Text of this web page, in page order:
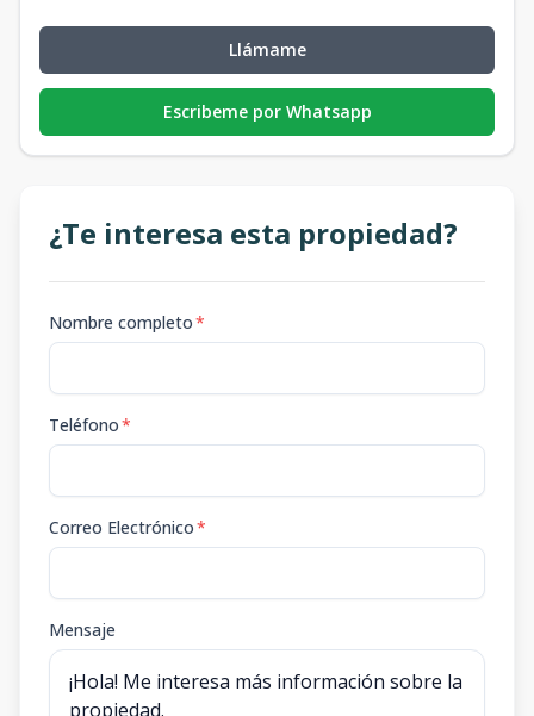
Llámame
Escribeme por Whatsapp
¿Te interesa esta propiedad?
Nombre completo*
Teléfono*
Correo Electrónico*
Mensaje